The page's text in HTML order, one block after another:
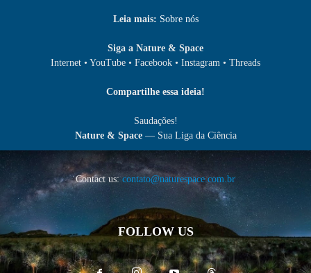
Leia mais: Sobre nós
Siga a Nature & Space
Internet • YouTube • Facebook • Instagram • Threads
Compartilhe essa ideia!
Saudações!
Nature & Space— Sua Liga da Ciência
Contact us:contato@naturespace.com.br
FOLLOW US